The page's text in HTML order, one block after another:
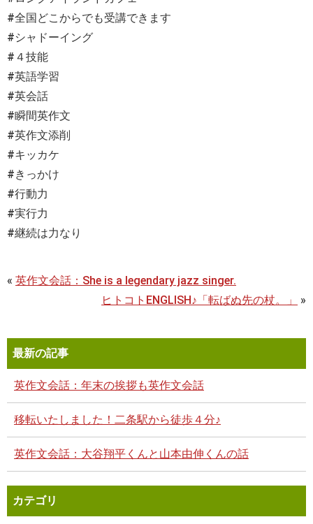
#全国どこからでも受講できます
#シャドーイング
#４技能
#英語学習
#英会話
#瞬間英作文
#英作文添削
#キッカケ
#きっかけ
#行動力
#実行力
#継続は力なり
« 英作文会話：She is a legendary jazz singer.
ヒトコトENGLISH♪「転ばぬ先の杖。」
»
最新の記事
英作文会話：年末の挨拶も英作文会話
移転いたしました！二条駅から徒歩４分♪
英作文会話：大谷翔平くんと山本由伸くんの話
カテゴリ